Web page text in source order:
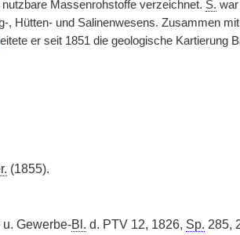
Massenrohstoffe verzeichnet. S.
, Hütten- und Salinenwesens. Zusammen
er seit 1851 die geologische Kartierung
(1855).
u. Gewerbe-Bl. d. PTV 12, 1826, Sp. 285,